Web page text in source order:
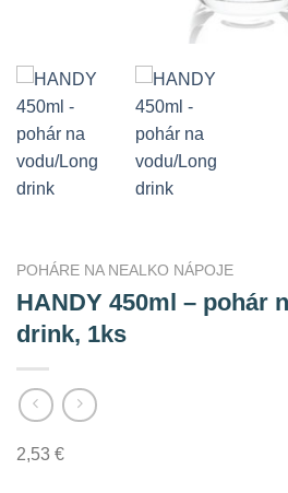
POHÁRE NA NEALKO NÁPOJE
HANDY 450ml – pohár
drink, 1ks
2,53 €